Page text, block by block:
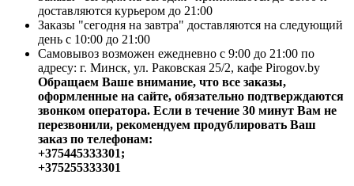
доставляются курьером до 21:00
Заказы "сегодня на завтра" доставляются на следующий
день с 10:00 до 21:00
Самовывоз возможен ежедневно с 9:00 до 21:00 по
адресу: г. Минск, ул. Раковская 25/2, кафе Pirogov.by
Обращаем Ваше внимание, что все заказы,
оформленные на сайте, обязательно подтверждаются
звонком оператора. Если в течение 30 минут Вам не
перезвонили, рекомендуем продублировать Ваш
заказ по телефонам:
+375445333301;
+375255333301